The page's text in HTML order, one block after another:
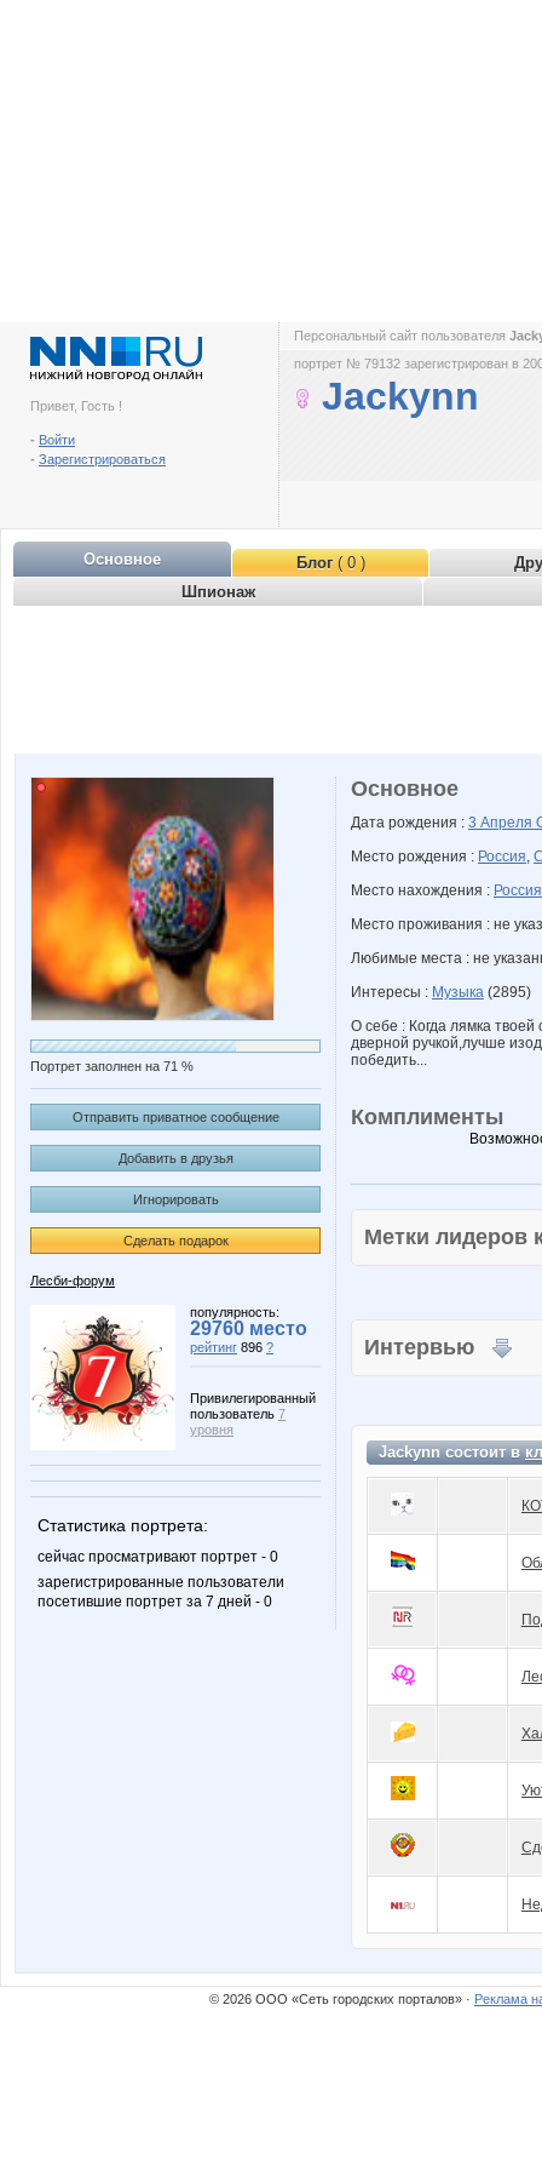
Привет, Гость !
- Войти
- Зарегистрироваться
Персональный сайт пользователя
портрет № 79132 зарегистрирован в
Jackynn
Основное Блог( 0 )
Шпионаж
Портрет заполнен на 71 %
Отправить приватное сообщение
Добавить в друзья
Игнорировать
Сделать подарок
Лесби-форум
популярность:
29760 место
рейтинг 896 ?
Привилегированный
пользователь 7
уровня
Статистика портрета:
сейчас просматривают портрет - 0
зарегистрированные пользователи
посетившие портрет за 7 дней - 0
Основное
Дата рождения : 3 Апреля
Место рождения : Россия,
Место нахождения : Россия
Место проживания : не
Любимые места : не
Интересы : Музыка (2895)
О себе : Когда лямка твоей
дверной ручкой,лучше
победить...
Комплименты
Метки
Интервью
Jackynn состоит в
© 2026 ООО «Сеть городских порталов» · Реклама